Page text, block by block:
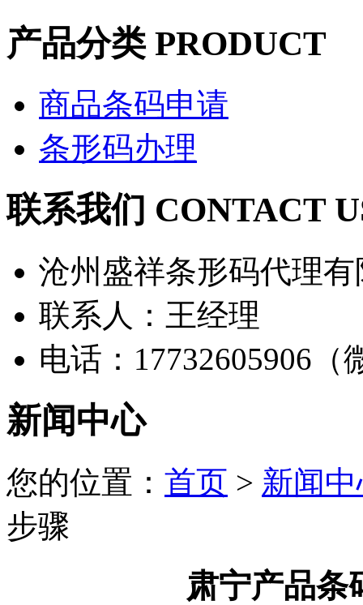
产品分类 PRODUCT
商品条码申请
条形码办理
联系我们 CONTACT
沧州盛祥条形码代理
联系人：王经理
电话：17732605906（
新闻中心
您的位置： 首页 > 新闻
步骤
肃宁产品条